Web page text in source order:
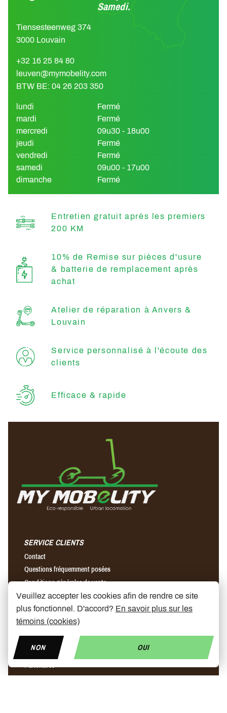
Samedi.
Tiensesteenweg 374
3000 Louvain
+32 16 25 84 80
leuven@mymobelity.com
BTW BE: 04 26 203 350
lundi
Fermé
mardi
Fermé
mercredi
09u30 - 18u00
jeudi
Fermé
vendredi
Fermé
samedi
09u00 - 17u00
dimanche
Fermé
Entretien gratuit après les premiers
200 KM
10% de Remise sur pièces d'usure
& batterie de remplacement après
achat
Atelier de réparation à Anvers &
Louvain
Service personnalisé à l'écoute des
clients
Efficace & rapide
SERVICE CLIENTS
Contact
Questions fréquemment posées
Conditions générales de vente
Envois & retours
A PROPOS DE NOUS
Magasins
Partenaires
News
Veuillez accepter les cookies afin de rendre ce site
plus fonctionnel. D'accord? En savoir plus sur les
témoins (cookies)
NON OUI